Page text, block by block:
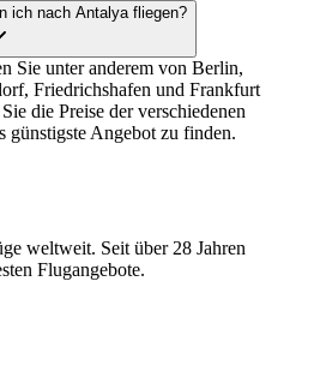
ich nach Antalya fliegen?
Sie unter anderem von Berlin,
Friedrichshafen und Frankfurt
die Preise der verschiedenen
günstigste Angebot zu finden.
weltweit. Seit über 28 Jahren
Flugangebote.